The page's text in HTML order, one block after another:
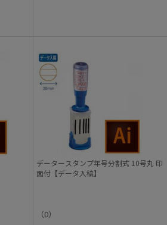
データースタンプ年号分割式 10号丸 印
面付【データ入稿】
（0）